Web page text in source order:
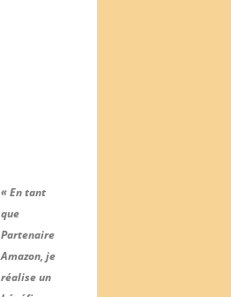
« En tant
que
Partenaire
Amazon, je
réalise un